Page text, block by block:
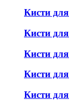
Кисти
Кисти
Кисти
Кисти
Кисти